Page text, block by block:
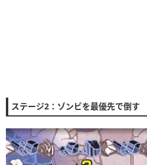
ステージ2：ゾンビを最優先で倒す